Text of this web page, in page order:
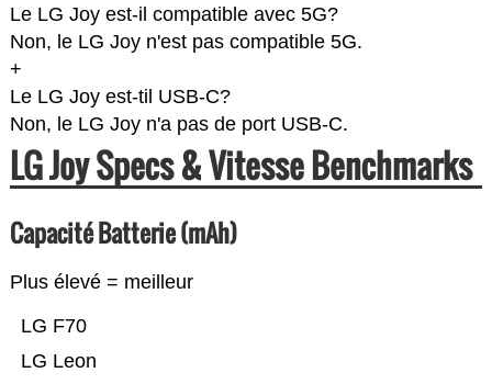
Le LG Joy est-il compatible avec 5G?
Non, le LG Joy n'est pas compatible 5G.
+
Le LG Joy est-til USB-C?
Non, le LG Joy n'a pas de port USB-C.
LG Joy Specs & Vitesse Benchmarks
Capacité Batterie (mAh)
Plus élevé = meilleur
LG Leon
LG F70